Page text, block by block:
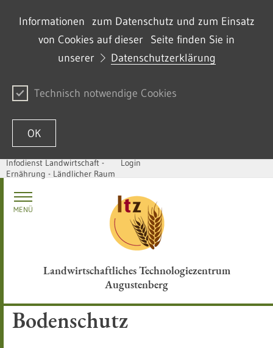
Informationen zum Datenschutz und zum Einsatz
von Cookies auf dieser Seite finden Sie in
unserer
Datenschutzerklärung
Technisch notwendige Cookies
OK
Skip to content
Infodienst Landwirtschaft -
Ernährung - Ländlicher Raum
Login
Landwirtschaftliches Technologiezentrum
Augustenberg
MENÜ
Bodenschutz